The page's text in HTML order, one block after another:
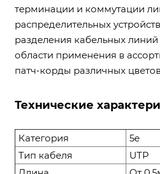
терминации и коммутации
распределительных
разделения кабельных линий
области применения в
патч-корды различных
Технические
Категория
5e
Тип кабеля
UTP